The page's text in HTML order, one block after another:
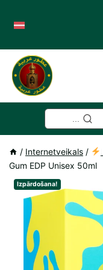
content
/ Internetveikals /
Gum EDP Unisex 50ml
Izpārdošana!